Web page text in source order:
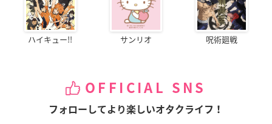
ハイキュー!! サンリオ 呪術廻戦
OFFICIAL SNS
フォローしてより楽しいオタクライフ！